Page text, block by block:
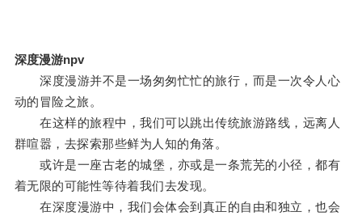
深度漫游npv
深度漫游并不是一场匆匆忙忙的旅行，而是一次令人心
动的冒险之旅。
在这样的旅程中，我们可以跳出传统旅游路线，远离人
群喧嚣，去探索那些鲜为人知的角落。
或许是一座古老的城堡，亦或是一条荒芜的小径，都有
着无限的可能性等待着我们去发现。
在深度漫游中，我们会体会到真正的自由和独立，也会